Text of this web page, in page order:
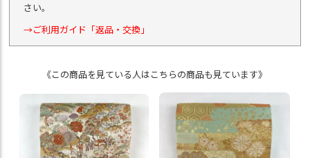
さい。
→ご利用ガイド「返品・交換」
《この商品を見ている人はこちらの商品も見ています》